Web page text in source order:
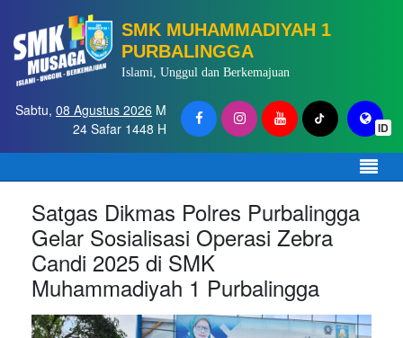
SMK MUHAMMADIYAH 1
PURBALINGGA
Islami, Unggul dan Berkemajuan
ID
Sabtu, 08 Agustus 2026 M
24 Safar 1448 H
Satgas Dikmas Polres Purbalingga
Gelar Sosialisasi Operasi Zebra
Candi 2025 di SMK
Muhammadiyah 1 Purbalingga